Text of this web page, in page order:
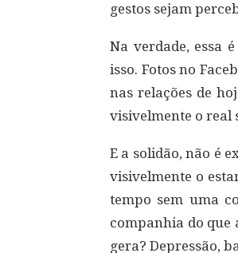
gestos sejam
Na verdade, essa
isso. Fotos no
nas relações de
visivelmente o real
E a solidão, não é
visivelmente o
tempo sem uma
companhia do que
gera? Depressão,